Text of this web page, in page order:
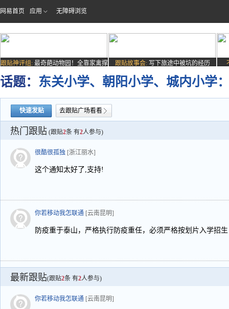
网易首页 应用 无障碍浏览
跟贴神评组: 最奇葩动物园！全靠家禽撑
场子
跟贴故事会: 写下旅途中被坑的经历
话题： 东关小学、朝阳小学、城内小学
快速发贴 去跟贴广场看看
热门跟贴 (跟贴2条 有2人参与)
很酷很孤独 [浙江丽水]
这个通知太好了,支持!
你若移动我怎联通 [云南昆明]
防疫重于泰山，严格执行防疫重任，必须严格按划片入学招
最新跟贴(跟贴2条 有2人参与)
你若移动我怎联通 [云南昆明]